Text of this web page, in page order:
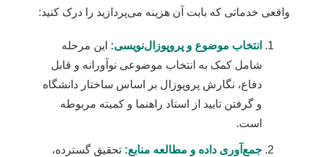
واقعی خدماتی که بابت آن هزینه می‌پردازید را درک کنید:
انتخاب موضوع و پروپوزال‌نویسی: این مرحله
شامل کمک به انتخاب موضوعی نوآورانه و قابل
دفاع، نگارش پروپوزال بر اساس ساختار دانشگاه
و گرفتن تایید از استاد راهنما و کمیته مربوطه
است.
جمع‌آوری داده و مطالعه منابع:تحقیق گسترده،